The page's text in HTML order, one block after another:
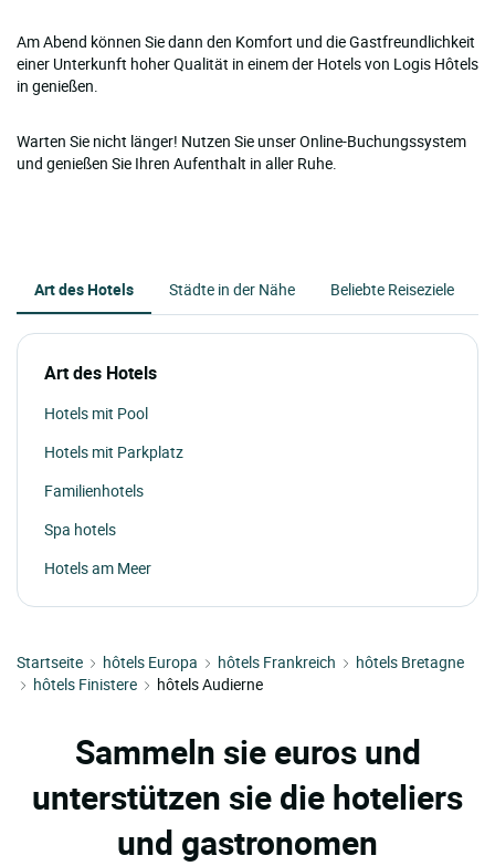
Am Abend können Sie dann den Komfort und die Gastfreundlichkeit
einer Unterkunft hoher Qualität in einem der Hotels von Logis Hôtels
in genießen.
Warten Sie nicht länger! Nutzen Sie unser Online-Buchungssystem
und genießen Sie Ihren Aufenthalt in aller Ruhe.
Art des Hotels Städte in der Nähe Beliebte Reiseziele
Art des Hotels
Hotels mit Pool
Hotels mit Parkplatz
Familienhotels
Spa hotels
Hotels am Meer
Startseite hôtels Europa hôtels Frankreich
hôtels Bretagne
hôtels Finistere
hôtels Audierne
Sammeln sie euros und
unterstützen sie die hoteliers
und gastronomen